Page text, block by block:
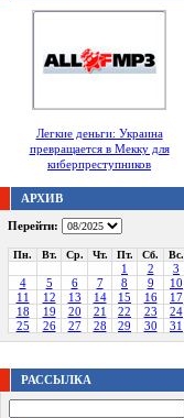
Легкие деньги: Украина
превращается в Мекку для
киберпреступников
АРХИВ
Перейти:
Пн. Вт. Ср. Чт. Пт. Сб. Вс.
1 2
3
4
5 6 7 8 9
10
11
12 13 14 15 16
17
18
19 20 21 22 23
24
25
26 27 28 29 30 31
РАССЫЛКА